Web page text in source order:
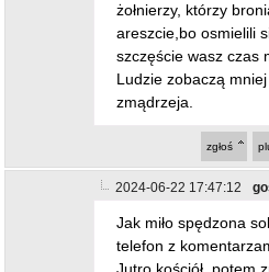
żołnierzy, którzy
areszcie,bo osmielili
szczęście wasz czas
Ludzie zobaczą
zmądrzeja.
zgłoś
2024-06-22 17:47:12
Jak miło spędzona
telefon z